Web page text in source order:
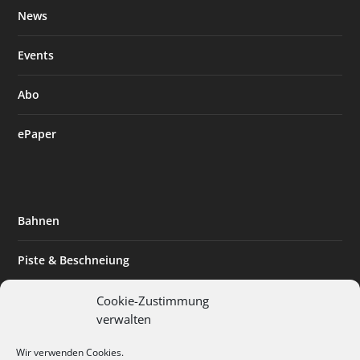
Cookie-Zustimmung
verwalten
Wir verwenden Cookies.
News
Events
Abo
ePaper
Bahnen
Piste & Beschneiung